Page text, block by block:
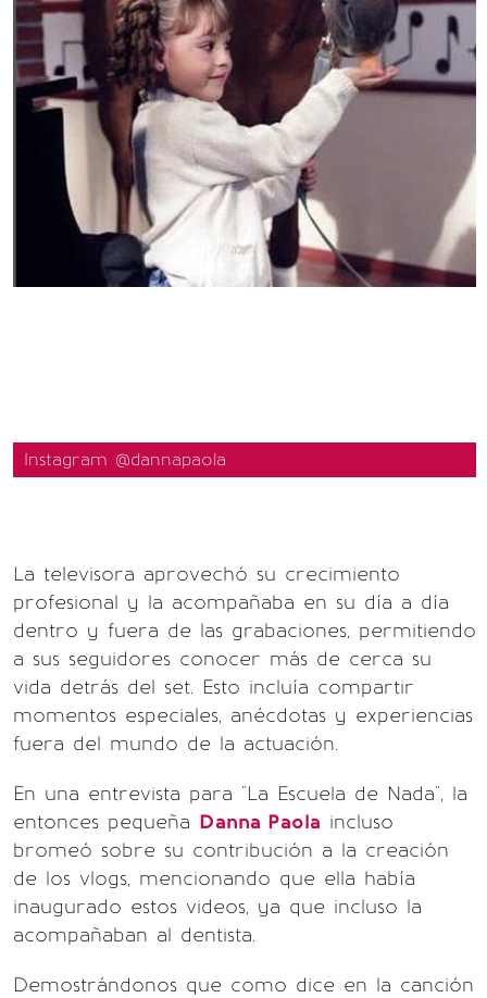
Instagram @dannapaola
La televisora aprovechó su crecimiento
profesional y la acompañaba en su día a día
dentro y fuera de las grabaciones, permitiendo
a sus seguidores conocer más de cerca su
vida detrás del set. Esto incluía compartir
momentos especiales, anécdotas y experiencias
fuera del mundo de la actuación.
En una entrevista para "La Escuela de Nada", la
entonces pequeña Danna Paola incluso
bromeó sobre su contribución a la creación
de los vlogs, mencionando que ella había
inaugurado estos videos, ya que incluso la
acompañaban al dentista.
Demostrándonos que como dice en la canción